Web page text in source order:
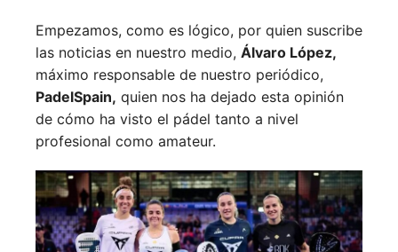
Empezamos, como es lógico, por quien suscribe
las noticias en nuestro medio, Álvaro López,
máximo responsable de nuestro periódico,
PadelSpain, quien nos ha dejado esta opinión
de cómo ha visto el pádel tanto a nivel
profesional como amateur.